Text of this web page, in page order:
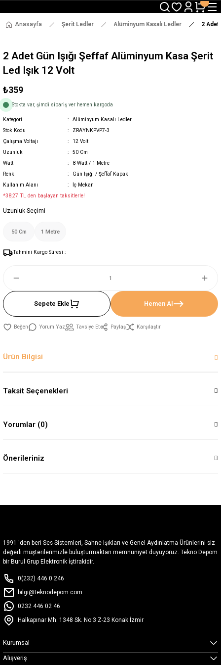
3000 TL ve Üzeri Alışverişlerde Ücretsiz Kargo !
12:00' a Kadar Verilen Siparişlerde Aynı Gün Gönderim !
3000 TL ve Üzeri Alışverişlerde Ücretsiz Kargo !
Anasayfa Şerit Ledler Alüminyum Kasalı Ledler 2 Adet
2 Adet Gün Işığı Şeffaf Alüminyum Kasa Şerit
Led Işık 12 Volt
₺359
Stokta var, şimdi sipariş ver hemen kargoda
Kategori
Alüminyum Kasalı Ledler
Stok Kodu
ZRAYNKPVP7-3
Çalışma Voltajı
12 Volt
Uzunluk
50 Cm
Watt
8 Watt / 1 Metre
Renk
Gün Işığı / Şeffaf Kapak
Kullanım Alanı
İç Mekan
*38,27 TL den başlayan taksitlerle!
Uzunluk Seçimi
50 Cm 1 Metre
Tahmini Kargo Süresi :
Sepete Ekle Hemen Al
Yorum Yaz Tavsiye Et Paylaş Karşılaştır
Ürün Bilgisi
Taksit Seçenekleri
Yorumlar (0)
Önerileriniz
1991 'den beri Ses Sistemleri, Sahne Işıkları ve Genel Aydınlatma Ürünlerini siz
değerli müşterilerimizle buluşturmaktan memnuniyet duyuyoruz. Tekno Depom
bir Burul Grup Elektronik İştirakidir.
0(232) 446 0 246
bilgi@teknodepom.com
0232 446 02 46
Halkapınar Mh. 1348 Sk. No:3 Z-23 Konak İzmir
Kurumsal
Alışveriş